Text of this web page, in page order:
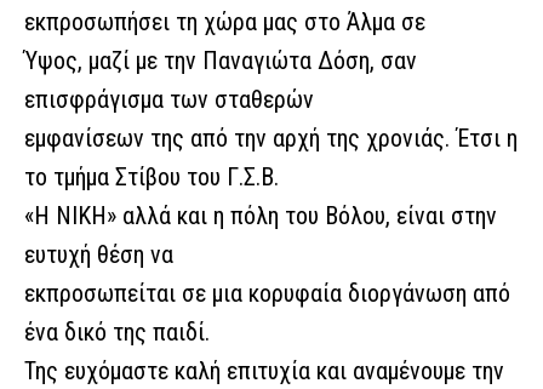
εκπροσωπήσει τη χώρα μας στο Άλμα σε
Ύψος, μαζί με την Παναγιώτα Δόση, σαν
επισφράγισμα των σταθερών
εμφανίσεων της από την αρχή της χρονιάς. Έτσι η
το τμήμα Στίβου του Γ.Σ.Β.
«Η ΝΙΚΗ» αλλά και η πόλη του Βόλου, είναι στην
ευτυχή θέση να
εκπροσωπείται σε μια κορυφαία διοργάνωση από
ένα δικό της παιδί.
Της ευχόμαστε καλή επιτυχία και αναμένουμε την